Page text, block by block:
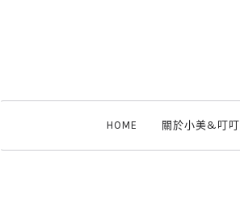
HOME 關於小美&叮叮